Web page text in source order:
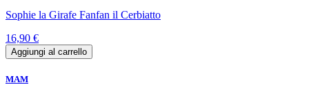
Sophie la Girafe Fanfan il Cerbiatto
16,90 €
Aggiungi al carrello
MAM